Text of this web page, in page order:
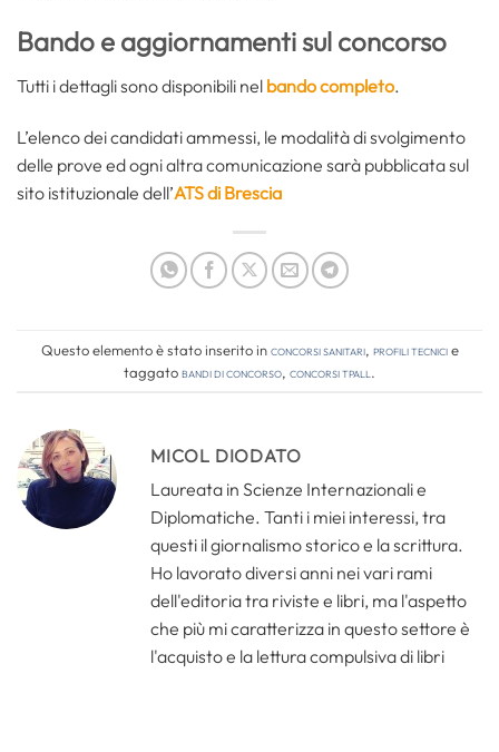
Bando e aggiornamenti sul concorso
Tutti i dettagli sono disponibili nel bando completo.
L’elenco dei candidati ammessi, le modalità di svolgimento
delle prove ed ogni altra comunicazione sarà pubblicata sul
sito istituzionale dell’ATS di Brescia
Questo elemento è stato inserito inConcorsi Sanitari, Profili tecnicie
taggatobandi di concorso, concorsi tpall .
MICOL DIODATO
Laureata in Scienze Internazionali e
Diplomatiche. Tanti i miei interessi, tra
questi il giornalismo storico e la scrittura.
Ho lavorato diversi anni nei vari rami
dell'editoria tra riviste e libri, ma l'aspetto
che più mi caratterizza in questo settore è
l'acquisto e la lettura compulsiva di libri